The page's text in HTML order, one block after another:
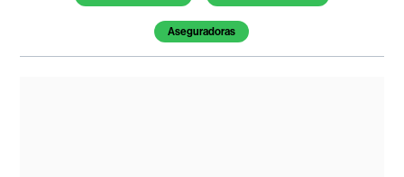
Aseguradoras